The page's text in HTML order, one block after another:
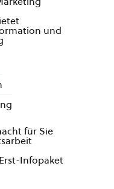
und
für Sie
Infopaket